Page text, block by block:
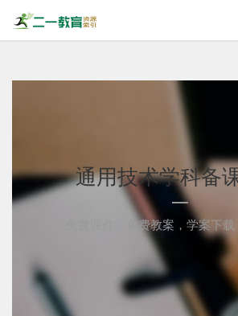
通用技术学科备
免费课件，免费教案，学案下